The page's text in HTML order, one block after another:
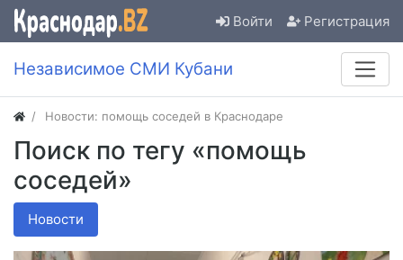
Войти Регистрация
Независимое СМИ Кубани
Новости: помощь соседей в Краснодаре
Поиск по тегу «помощь
соседей»
Новости